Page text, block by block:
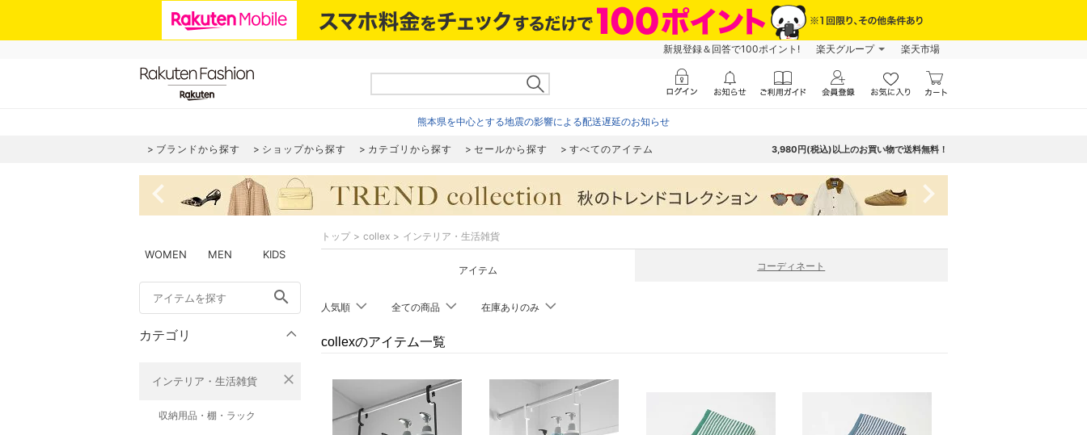
新規登録＆回答で100ポイント! 楽天グループ 楽天市場
熊本県を中心とする地震の影響による配送遅延のお知らせ
ブランドから探す ショップから探す カテゴリから探す セールから探す すべてのアイテム 3,980円(税込)以上のお買い物で送料無料！
navigate_before navigate_next
WOMEN MEN KIDS
search
カテゴリ
インテリア・生活雑貨 close
収納用品・棚・ラック
トップ collex インテリア・生活雑貨
アイテム コーディネート
人気順 全ての商品 在庫ありのみ
collexのアイテム一覧